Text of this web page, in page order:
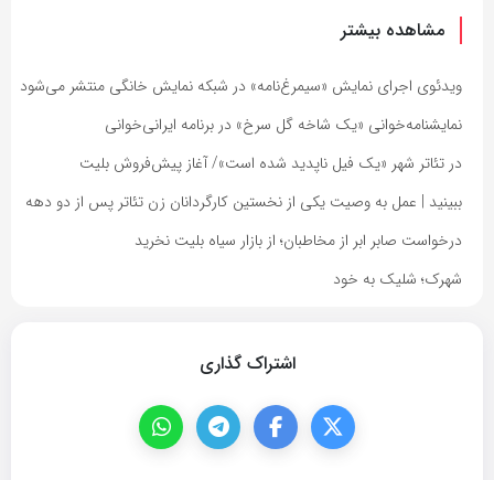
مشاهده بیشتر
ویدئوی اجرای نمایش «سیمرغ‌نامه» در شبکه نمایش خانگی منتشر می‌شود
نمایشنامه‌خوانی «​​​​​​​یک شاخه گل سرخ» در برنامه ایرانی‌خوانی
در تئاتر شهر «یک فیل ناپدید شده است»/ آغاز پیش‌فروش بلیت
ببینید | عمل به وصیت یکی از نخستین کارگردانان زن تئاتر پس از دو دهه
درخواست صابر ابر از مخاطبان؛ از بازار سیاه بلیت نخرید
شهرک؛ شلیک به خود
اشتراک گذاری